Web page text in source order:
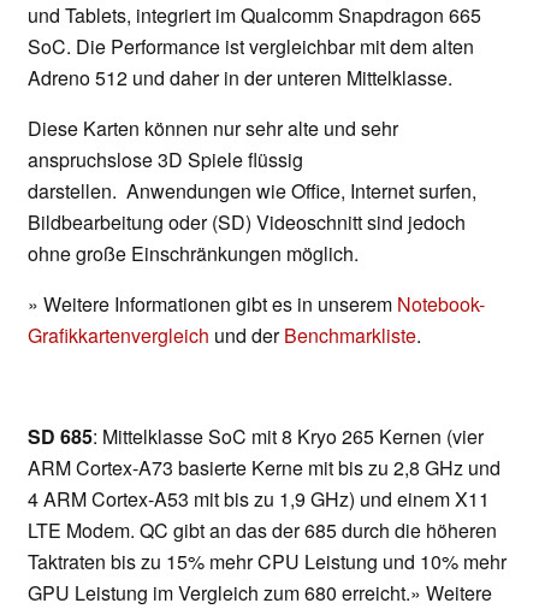
und Tablets, integriert im Qualcomm Snapdragon 665
SoC. Die Performance ist vergleichbar mit dem alten
Adreno 512 und daher in der unteren Mittelklasse.
Diese Karten können nur sehr alte und sehr
anspruchslose 3D Spiele flüssig
darstellen. Anwendungen wie Office, Internet surfen,
Bildbearbeitung oder (SD) Videoschnitt sind jedoch
ohne große Einschränkungen möglich.
» Weitere Informationen gibt es in unserem Notebook-
Grafikkartenvergleich und derBenchmarkliste.
SD 685: Mittelklasse SoC mit 8 Kryo 265 Kernen (vier
ARM Cortex-A73 basierte Kerne mit bis zu 2,8 GHz und
4 ARM Cortex-A53 mit bis zu 1,9 GHz) und einem X11
LTE Modem. QC gibt an das der 685 durch die höheren
Taktraten bis zu 15% mehr CPU Leistung und 10% mehr
GPU Leistung im Vergleich zum 680 erreicht.» Weitere